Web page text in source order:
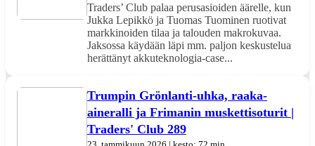
Traders’ Club palaa perusasioiden äärelle, kun
Jukka Lepikkö ja Tuomas Tuominen ruotivat
markkinoiden tilaa ja talouden makrokuvaa.
Jaksossa käydään läpi mm. paljon keskustelua
herättänyt akkuteknologia-case...
Trumpin Grönlanti-uhka, raaka-
aineralli ja Frimanin muskettisoturit |
Traders' Club 289